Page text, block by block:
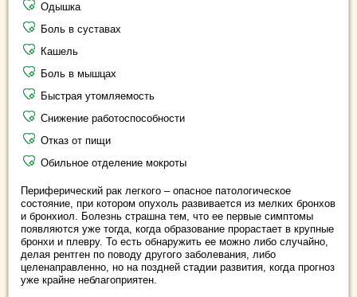
Одышка
Боль в суставах
Кашель
Боль в мышцах
Быстрая утомляемость
Снижение работоспособности
Отказ от пищи
Обильное отделение мокроты
Периферический рак легкого – опасное патологическое
состояние, при котором опухоль развивается из мелких бронхов
и бронхиол. Болезнь страшна тем, что ее первые симптомы
появляются уже тогда, когда образование прорастает в крупные
бронхи и плевру. То есть обнаружить ее можно либо случайно,
делая рентген по поводу другого заболевания, либо
целенаправленно, но на поздней стадии развития, когда прогноз
уже крайне неблагоприятен.